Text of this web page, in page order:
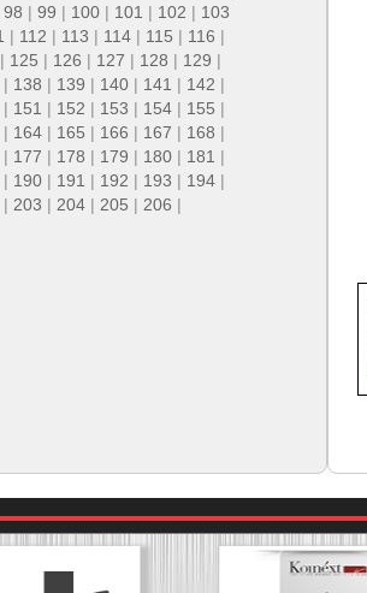
98 | 99 | 100 | 101 | 102 | 103
| 112 | 113 | 114 | 115 | 116 |
| 125 | 126 | 127 | 128 | 129 |
| 138 | 139 | 140 | 141 | 142 |
| 151 | 152 | 153 | 154 | 155 |
| 164 | 165 | 166 | 167 | 168 |
| 177 | 178 | 179 | 180 | 181 |
| 190 | 191 | 192 | 193 | 194 |
| 203 | 204 | 205 | 206 |